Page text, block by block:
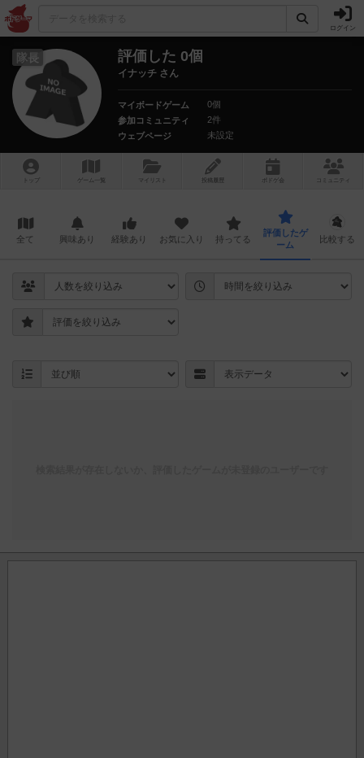
ログイン
隊長 評価した 0個
イナッチ さん
マイボードゲーム
0個
参加コミュニティ
2件
ウェブページ
未設定
トップ ゲーム一覧 マイリスト 投稿履歴 ボ ドゲ コミュニティ
全て 興味あり 経験あり お気に入り 持ってる
評価したゲ
ーム
比較する